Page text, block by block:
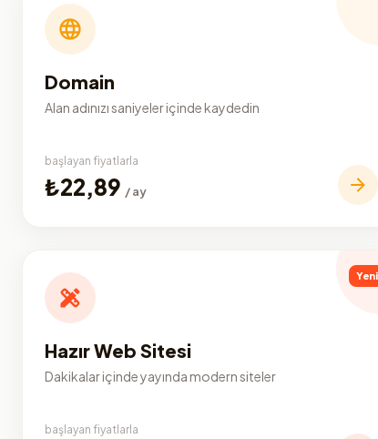
Domain
Alan adınızı saniyeler içinde kaydedin
başlayan fiyatlarla
₺22,89 / ay
Yeni
Hazır Web Sitesi
Dakikalar içinde yayında modern siteler
başlayan fiyatlarla